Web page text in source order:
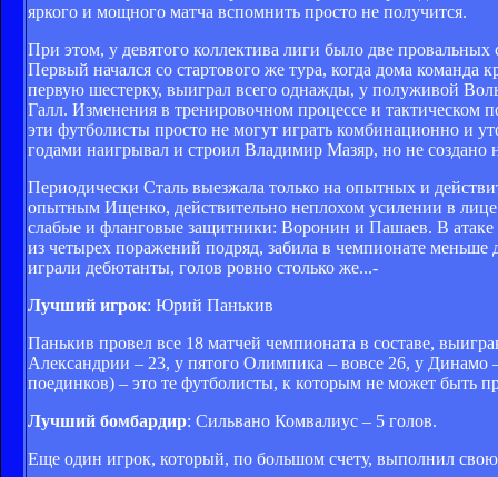
яркого и мощного матча вспомнить просто не получится.
При этом, у девятого коллектива лиги было две
Первый начался со стартового же тура, когда дома
первую шестерку, выиграл всего однажды, у полуживой
Галл. Изменения в тренировочном процессе и
эти футболисты просто не могут играть комбинационно и
годами наигрывал и строил Владимир Мазяр, но не создано
Периодически Сталь выезжала только на опытных и
опытным Ищенко, действительно неплохом усилении в
слабые и фланговые защитники: Воронин и Пашаев. В
из четырех поражений подряд, забила в чемпионате
играли дебютанты, голов ровно столько же...-
Лучший игрок: Юрий Панькив
Панькив провел все 18 матчей чемпионата в составе,
Александрии – 23, у пятого Олимпика – вовсе 26, у
поединков) – это те футболисты, к которым не может быть
Лучший бомбардир: Сильвано Комвалиус – 5 голов.
Еще один игрок, который, по большом счету, выполнил